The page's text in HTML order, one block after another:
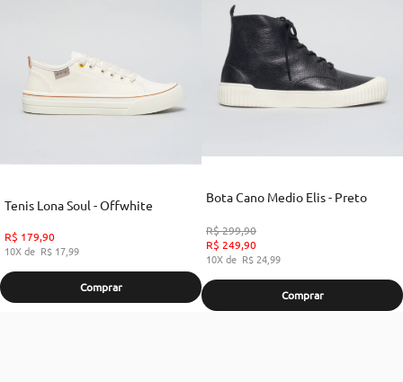
Tenis Lona Soul - Offwhite
R$ 179,90
10
R$ 17,99
Comprar
Bota Cano Medio Elis - Preto
R$299,90
R$ 249,90
10
R$ 24,99
Comprar